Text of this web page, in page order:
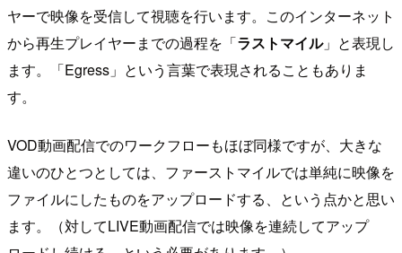
ヤーで映像を受信して視聴を行います。このインターネット
から再生プレイヤーまでの過程を「ラストマイル」と表現し
ます。「Egress」という言葉で表現されることもありま
す。
VOD動画配信でのワークフローもほぼ同様ですが、大きな
違いのひとつとしては、ファーストマイルでは単純に映像を
ファイルにしたものをアップロードする、という点かと思い
ます。（対してLIVE動画配信では映像を連続してアップ